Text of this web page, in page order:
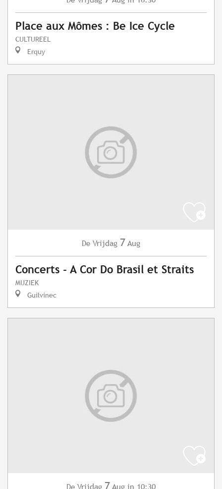
Place aux Mômes : Be Ice Cycle
CULTUREEL
Erquy
De Vrijdag 7 Aug
Concerts - A Cor Do Brasil et Straits
MUZIEK
Guilvinec
De Vrijdag 7 Aug in 10:30